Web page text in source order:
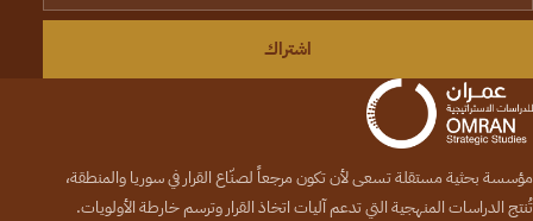
اشتراك
مؤسسة بحثية مستقلة تسعى لأن تكون مرجعاً لصنّاع القرار في سوريا والمنطقة،
تُنتج الدراسات المنهجية التي تدعم آليات اتخاذ القرار وترسم خارطة الأولويات.